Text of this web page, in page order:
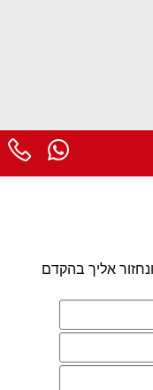
אליך בהקדם